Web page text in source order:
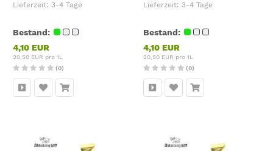
Lieferzeit: 3-4 Tage
Bestand:
4,10 EUR
20,50 EUR pro 1L
(0)
Lieferzeit: 3-4 Tage
Bestand:
4,10 EUR
20,50 EUR pro 1L
(0)